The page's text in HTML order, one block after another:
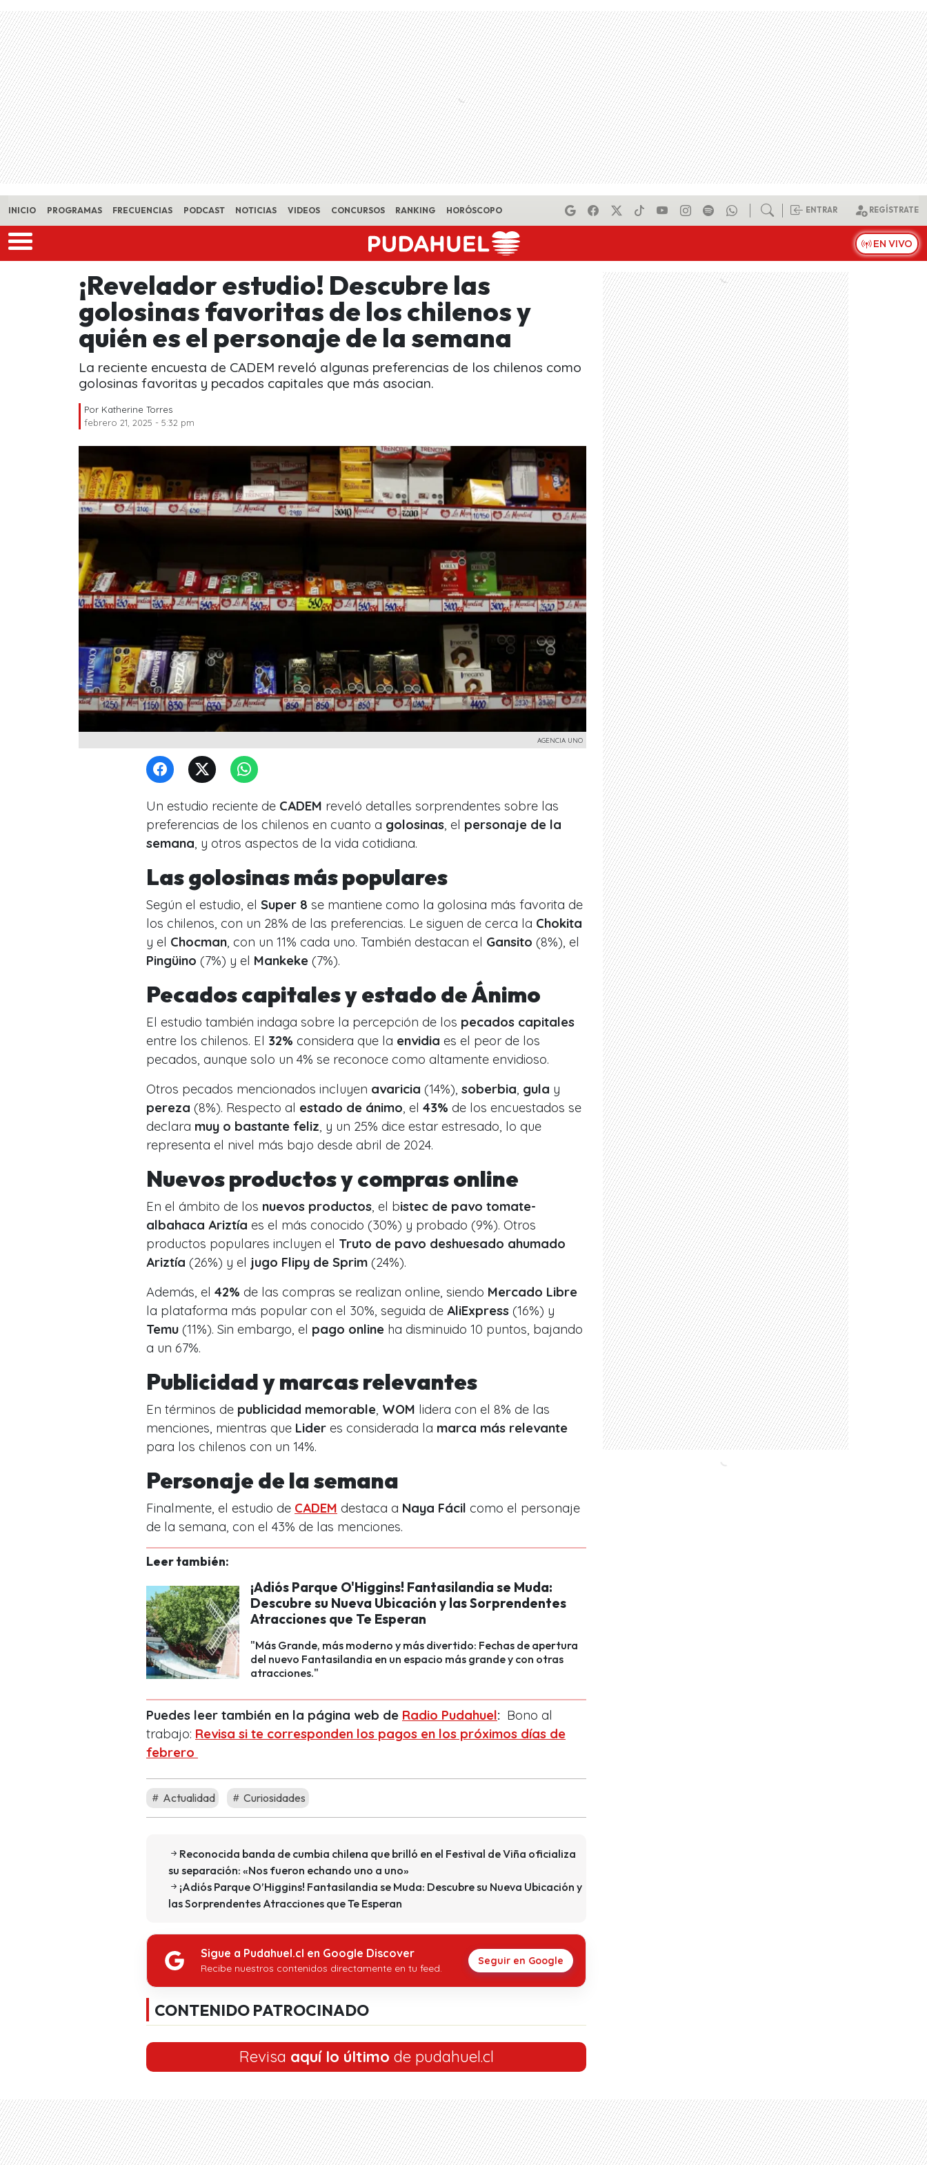
Skip to main content
INICIO PROGRAMAS FRECUENCIAS PODCAST NOTICIAS VIDEOS CONCURSOS RANKING HORÓSCOPO ENTRAR REGÍSTRATE
EN VIVO
¡Revelador estudio! Descubre las
golosinas favoritas de los chilenos y
quién es el personaje de la semana
La reciente encuesta de CADEM reveló algunas preferencias de los chilenos como
golosinas favoritas y pecados capitales que más asocian.
Por Katherine Torres
febrero 21, 2025 - 5:32 pm
AGENCIA UNO
Un estudio reciente de CADEM reveló detalles sorprendentes sobre las
preferencias de los chilenos en cuanto a golosinas , el personaje de la
semana , y otros aspectos de la vida cotidiana.
Las golosinas más populares
Según el estudio, el Super 8 se mantiene como la golosina más favorita de
los chilenos, con un 28% de las preferencias. Le siguen de cerca la Chokita
y el Chocman , con un 11% cada uno. También destacan el Gansito (8%), el
Pingüino (7%) y el Mankeke (7%).
Pecados capitales y estado de Ánimo
El estudio también indaga sobre la percepción de los pecados capitales
entre los chilenos. El 32% considera que la envidia es el peor de los
pecados, aunque solo un 4% se reconoce como altamente envidioso.
Otros pecados mencionados incluyen avaricia (14%), soberbia gula y
pereza (8%). Respecto al estado de ánimo , el 43% de los encuestados se
declara muy o bastante feliz , y un 25% dice estar estresado, lo que
representa el nivel más bajo desde abril de 2024.
Nuevos productos y compras online
En el ámbito de los nuevos productos , el bistec de pavo tomate-
albahaca Ariztía es el más conocido (30%) y probado (9%). Otros
productos populares incluyen el Truto de pavo deshuesado ahumado
Ariztía (26%) y el jugo Flipy de Sprim (24%).
Además, el 42% de las compras se realizan online, siendo Mercado Libre
la plataforma más popular con el 30%, seguida de AliExpress (16%) y
Temu (11%). Sin embargo, el pago online ha disminuido 10 puntos, bajando
a un 67%.
Publicidad y marcas relevantes
En términos de publicidad memorable WOM lidera con el 8% de las
menciones, mientras que Lider es considerada la marca más relevante
para los chilenos con un 14%.
Personaje de la semana
Finalmente, el estudio de CADEM destaca a Naya Fácil como el personaje
de la semana, con el 43% de las menciones.
Leer también:
¡Adiós Parque O'Higgins! Fantasilandia se Muda:
Descubre su Nueva Ubicación y las Sorprendentes
Atracciones que Te Esperan
"Más Grande, más moderno y más divertido: Fechas de apertura
del nuevo Fantasilandia en un espacio más grande y con otras
atracciones."
Puedes leer también en la página web de Radio Pudahuel: Bono al
trabajo: Revisa si te corresponden los pagos en los próximos días de
febrero
Actualidad Curiosidades
Reconocida banda de cumbia chilena que brilló en el Festival de Viña oficializa
su separación: «Nos fueron echando uno a uno»
¡Adiós Parque O’Higgins! Fantasilandia se Muda: Descubre su Nueva Ubicación y
las Sorprendentes Atracciones que Te Esperan
Sigue a Pudahuel.cl en Google Discover
Recibe nuestros contenidos directamente en tu feed.
Seguir en Google
CONTENIDO PATROCINADO
Revisa aquí lo último de pudahuel.cl